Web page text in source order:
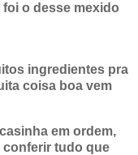
o desse mexido
ingredientes pra
coisa boa vem
em ordem,
conferir tudo que